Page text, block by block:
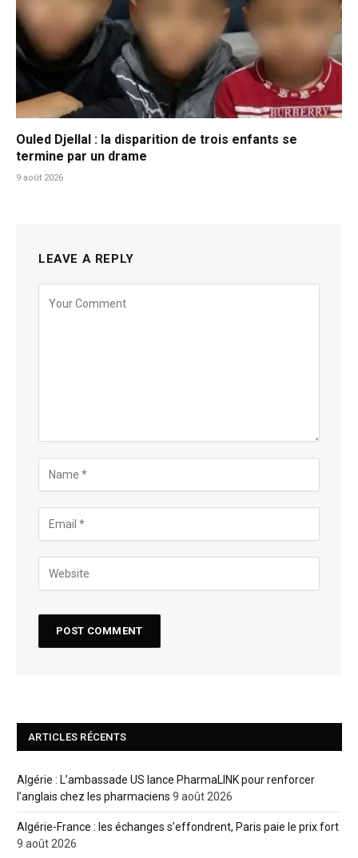
Ouled Djellal : la disparition de trois enfants se
termine par un drame
9 août 2026
LEAVE A REPLY
ARTICLES RÉCENTS
Algérie : L’ambassade US lance PharmaLINK pour renforcer
l’anglais chez les pharmaciens 9 août 2026
Algérie-France : les échanges s’effondrent, Paris paie le prix fort
9 août 2026